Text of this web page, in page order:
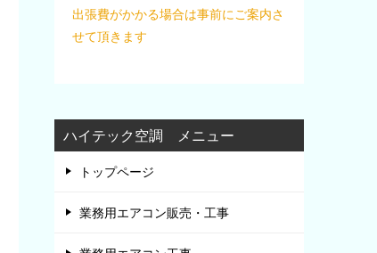
出張費がかかる場合は事前にご案内さ
せて頂きます
ハイテック空調 メニュー
トップページ
業務用エアコン販売・工事